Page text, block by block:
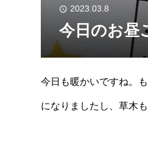
2023.03.8
今日のお昼
今日も暖かいですね。
になりましたし、草木